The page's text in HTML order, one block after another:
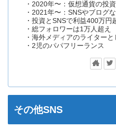
・2020年〜：仮想通貨の投
・2021年〜：SNSやブログ
・投資とSNSで利益400万円
・総フォロワーは1万人超え
・海外メディアのライター
・2児のパパフリーランス
その他SNS